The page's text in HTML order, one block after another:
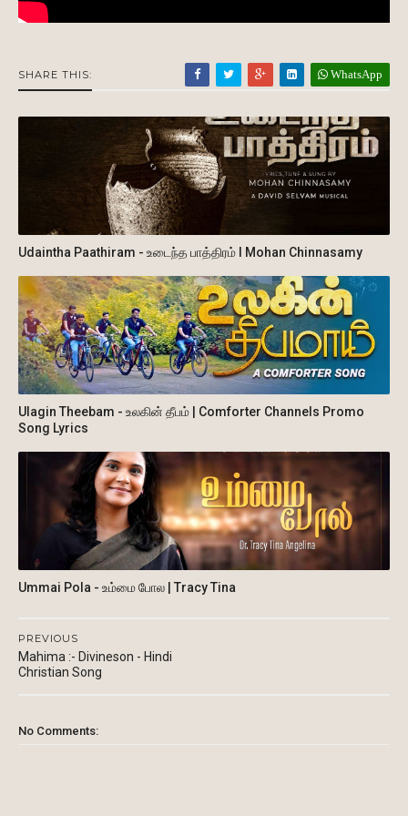
SHARE THIS: WhatsApp
Udaintha Paathiram - உடைந்த பாத்திரம் I Mohan Chinnasamy
Ulagin Theebam - உலகின் தீபம் | Comforter Channels Promo
Song Lyrics
Ummai Pola - உம்மை போல | Tracy Tina
PREVIOUS
Mahima :- Divineson - Hindi
Christian Song
No Comments: